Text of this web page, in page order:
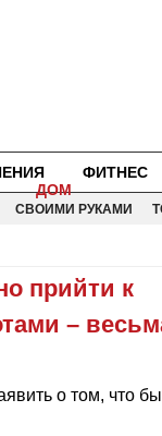
ФИТНЕС
ДОМ
СВОИМИ РУКАМИ
прийти к
–
о том, что